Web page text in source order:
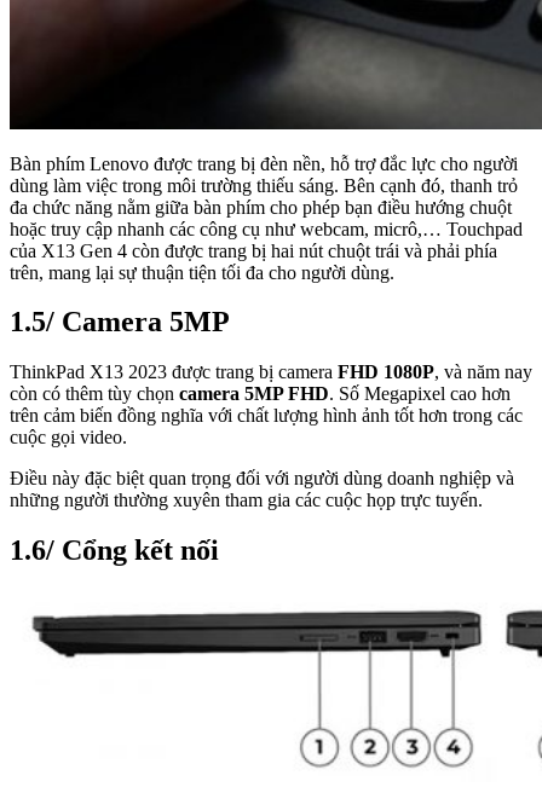
Bàn phím Lenovo được trang bị đèn nền, hỗ trợ đắc lực cho người
dùng làm việc trong môi trường thiếu sáng. Bên cạnh đó, thanh trỏ
đa chức năng nằm giữa bàn phím cho phép bạn điều hướng chuột
hoặc truy cập nhanh các công cụ như webcam, micrô,… Touchpad
của X13 Gen 4 còn được trang bị hai nút chuột trái và phải phía
trên, mang lại sự thuận tiện tối đa cho người dùng.
1.5/ Camera 5MP
ThinkPad X13 2023 được trang bị camera FHD 1080P, và năm nay
còn có thêm tùy chọn camera 5MP FHD. Số Megapixel cao hơn
trên cảm biến đồng nghĩa với chất lượng hình ảnh tốt hơn trong các
cuộc gọi video.
Điều này đặc biệt quan trọng đối với người dùng doanh nghiệp và
những người thường xuyên tham gia các cuộc họp trực tuyến.
1.6/ Cổng kết nối